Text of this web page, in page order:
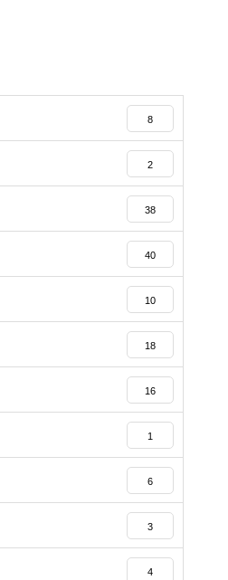
8
2
38
40
10
18
16
1
6
3
4